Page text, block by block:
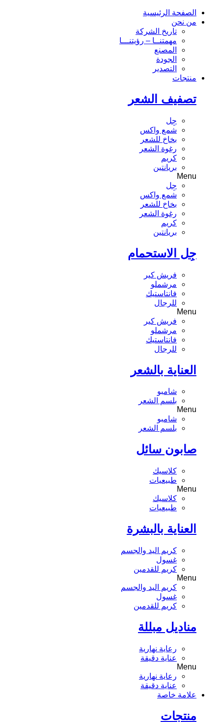
الصفحة الرئيسية
من نحن
تاريخ الشركة
مهمتنــا – رؤيتنـــا
المصنع
الجودة
التصدير
منتجات
تصفيف الشعر
جِل
شمع واكس
بخاخ للشعر
رغوة الشعر
كريم
بريانتين
Menu
جِل
شمع واكس
بخاخ للشعر
رغوة الشعر
كريم
بريانتين
جِل الاستحمام
فريش كير
مرشملو
فانتاستيك
للرجال
Menu
فريش كير
مرشملو
فانتاستيك
للرجال
العناية بالشعر
شامبو
بلسم الشعر
Menu
شامبو
بلسم الشعر
صابون سائل
كلاسيك
طبيعيات
Menu
كلاسيك
طبيعيات
العناية بالبشرة
كريم اليد والجسم
غسول
كريم للقدمين
Menu
كريم اليد والجسم
غسول
كريم للقدمين
مناديل مبللة
رعاية نهارية
عناية دقيقة
Menu
رعاية نهارية
عناية دقيقة
علامة خاصة
منتجات